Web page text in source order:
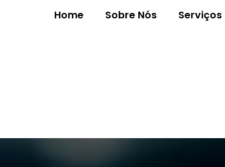
Home Sobre Nós Serviços